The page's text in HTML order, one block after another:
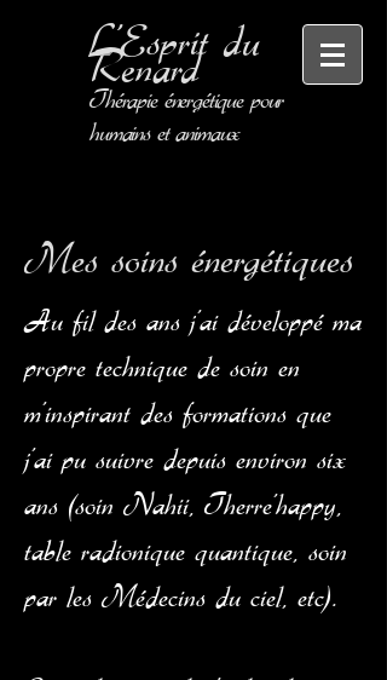
L'Espritdu
Renard
Thérapie énergétique pour
humains et animaux
Mes soins énergétiques
Au fil des ans j'ai développé ma
propre technique de soin en
m'inspirant des formations que
j'ai pu suivre depuis environ six
ans (soin Nahii, Therre'happy,
table radionique quantique, soin
par les Médecins du ciel, etc).